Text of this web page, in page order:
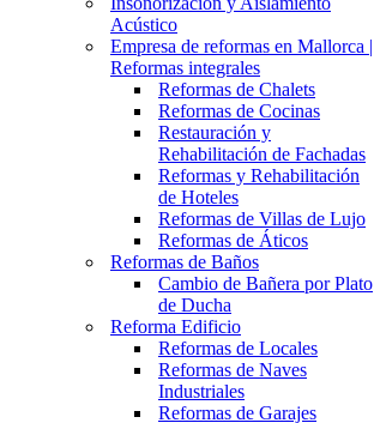
Acústico
Empresa de reformas en Mallorca |
Reformas integrales
Reformas de Chalets
Reformas de Cocinas
Restauración y
Rehabilitación de Fachadas
Reformas y Rehabilitación
de Hoteles
Reformas de Villas de Lujo
Reformas de Áticos
Reformas de Baños
Cambio de Bañera por Plato
de Ducha
Reforma Edificio
Reformas de Locales
Reformas de Naves
Industriales
Reformas de Garajes